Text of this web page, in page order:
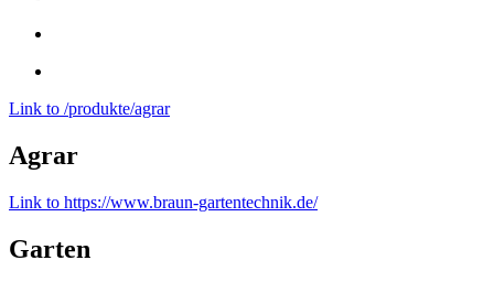
Link to /produkte/agrar
Agrar
Link to https://www.braun-gartentechnik.de/
Garten